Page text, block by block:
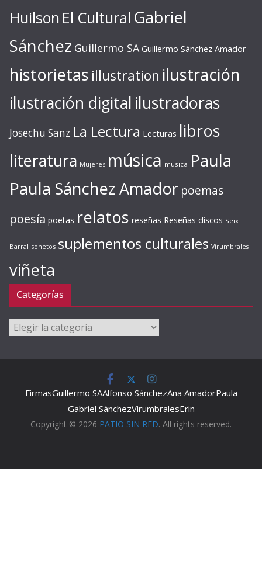
Huilson El Cultural Gabriel
Sánchez Guillermo SA Guillermo Sánchez Amador
historietas illustration ilustración
ilustración digital ilustradoras
Josechu Sanz La Lectura Lecturas libros
literatura Mujeres música música Paula
Paula Sánchez Amador poemas
poesía poetas relatos reseñas Reseñas discos Seix
Barral sonetos suplementos culturales Virumbrales
viñeta
Categorías
Categorías
FirmasGuillermo SAAlfonso SánchezAna AmadorPaula
Gabriel SánchezVirumbralesErin
Copyright © 2026 PATIO SIN RED. All rights reserved.